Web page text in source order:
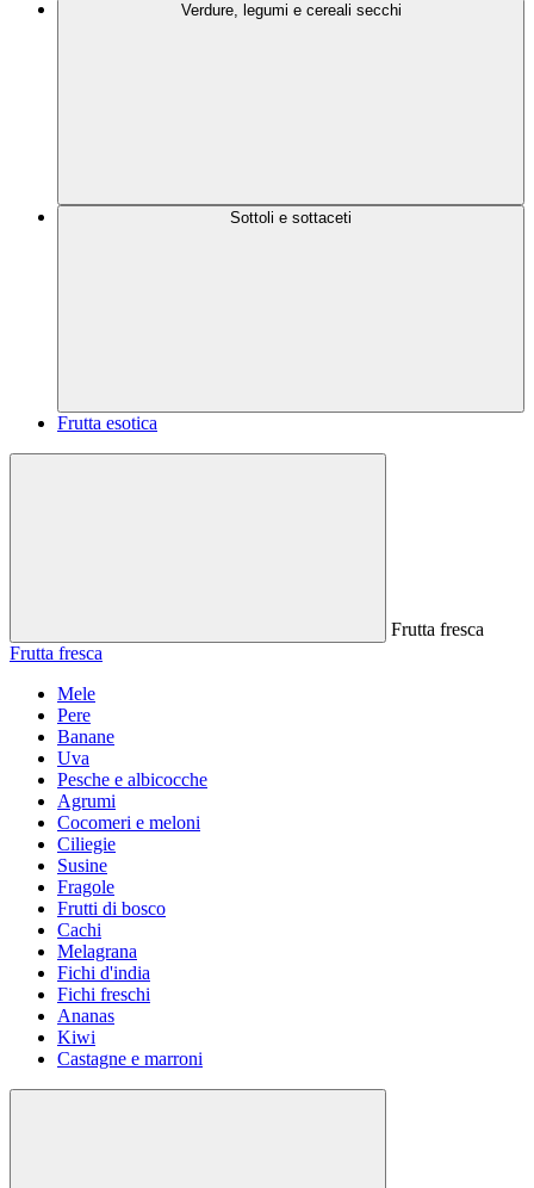
Verdure, legumi e cereali secchi
Sottoli e sottaceti
Frutta esotica
Frutta fresca
Frutta fresca
Mele
Pere
Banane
Uva
Pesche e albicocche
Agrumi
Cocomeri e meloni
Ciliegie
Susine
Fragole
Frutti di bosco
Cachi
Melagrana
Fichi d'india
Fichi freschi
Ananas
Kiwi
Castagne e marroni